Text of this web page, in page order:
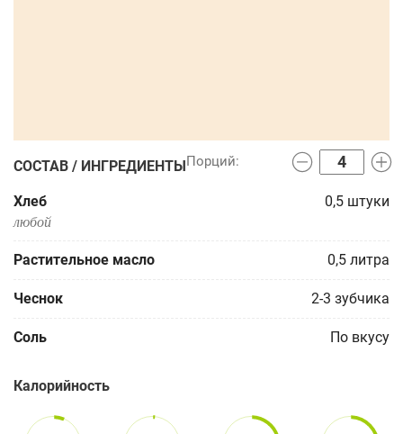
СОСТАВ / ИНГРЕДИЕНТЫ
Хлеб 0,5 штуки
любой
Растительное масло 0,5 литра
Чеснок 2-3 зубчика
Соль По вкусу
Калорийность